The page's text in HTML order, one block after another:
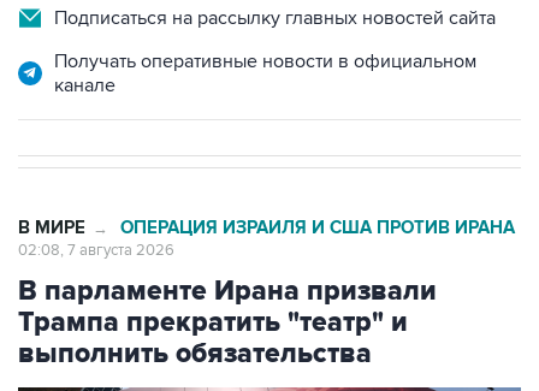
Подписаться на рассылку главных новостей сайта
Получать оперативные новости в официальном
канале
В МИРЕ → ОПЕРАЦИЯ ИЗРАИЛЯ И США ПРОТИВ ИРАНА
02:08, 7 августа 2026
В парламенте Ирана призвали
Трампа прекратить "театр" и
выполнить обязательства